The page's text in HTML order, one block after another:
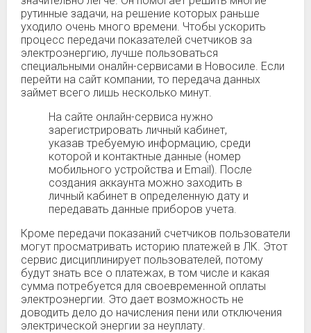
рутинные задачи, на решение которых раньше
уходило очень много времени. Чтобы ускорить
процесс передачи показателей счетчиков за
электроэнергию, лучше пользоваться
специальными оналйн-сервисами в Новосиле. Если
перейти на сайт компании, то передача данных
займет всего лишь несколько минут.
На сайте онлайн-сервиса нужно
зарегистрировать личный кабинет,
указав требуемую информацию, среди
которой и контактные данные (номер
мобильного устройства и Email). После
создания аккаунта можно заходить в
личный кабинет в определенную дату и
передавать данные приборов учета.
Кроме передачи показаний счетчиков пользователи
могут просматривать историю платежей в ЛК. Этот
сервис дисциплинирует пользователей, потому
будут знать все о платежах, в том числе и какая
сумма потребуется для своевременной оплаты
электроэнергии. Это дает возможность не
доводить дело до начисления пени или отключения
электрической энергии за неуплату.